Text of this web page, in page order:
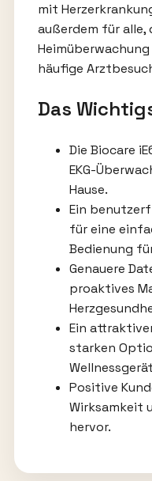
mit
außerdem für
häufige
Das
Die Biocare
EKG-
Hause.
Ein
für eine
Bedienung
Genauere
proaktives
Ein
starken
Positive
Wirksamkeit
hervor.